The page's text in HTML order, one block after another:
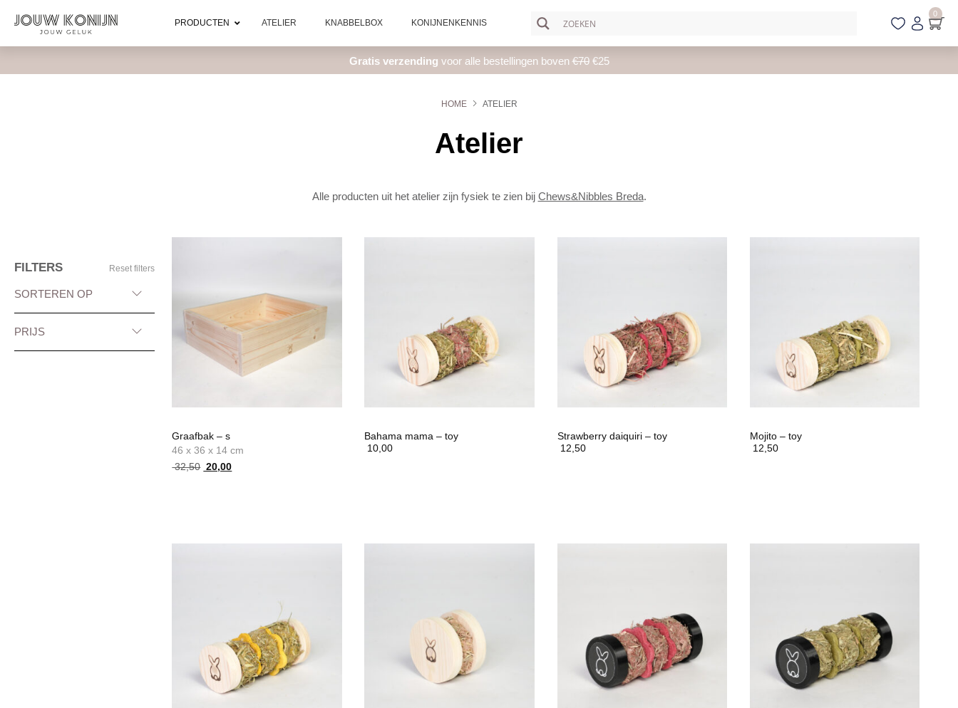
PRODUCTEN ATELIER KNABBELBOX KONIJNENKENNIS
0
Gratis verzending voor alle bestellingen boven€70€25
HOME ATELIER
Atelier
Alle producten uit het atelier zijn fysiek te zien bij Chews&Nibbles Breda.
FILTERS Reset filters
SORTEREN OP
PRIJS
Graafbak – s
46 x 36 x 14 cm
32,50 Oorspronkelijke
20,00Huidige
Bahama mama – toy
10,00
Strawberry daiquiri – toy
12,50
Mojito – toy
12,50